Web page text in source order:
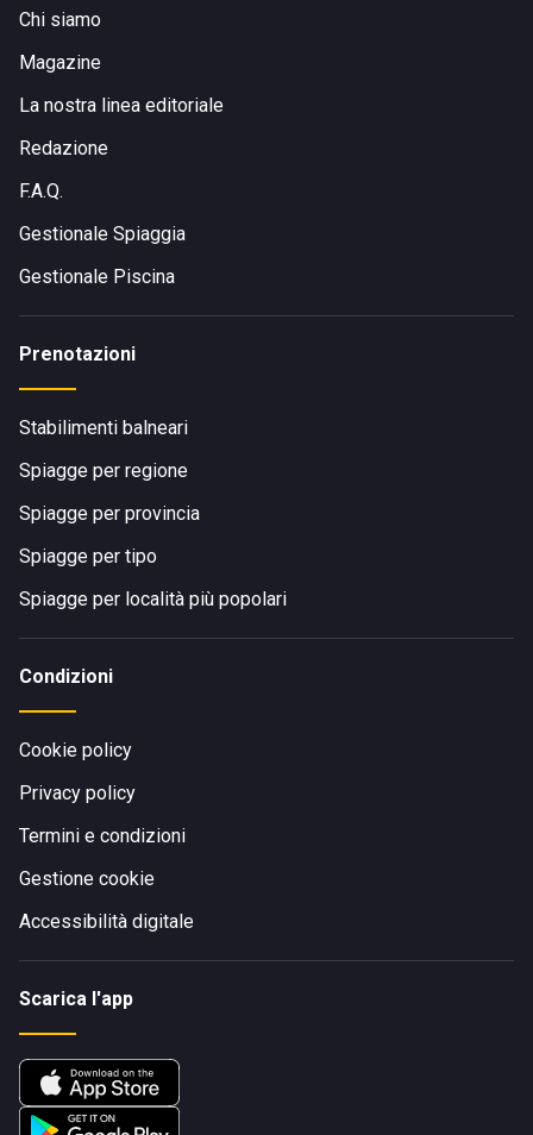
Chi siamo
Magazine
La nostra linea editoriale
Redazione
F.A.Q.
Gestionale Spiaggia
Gestionale Piscina
Prenotazioni
Stabilimenti balneari
Spiagge per regione
Spiagge per provincia
Spiagge per tipo
Spiagge per località più popolari
Condizioni
Cookie policy
Privacy policy
Termini e condizioni
Gestione cookie
Accessibilità digitale
Scarica l'app